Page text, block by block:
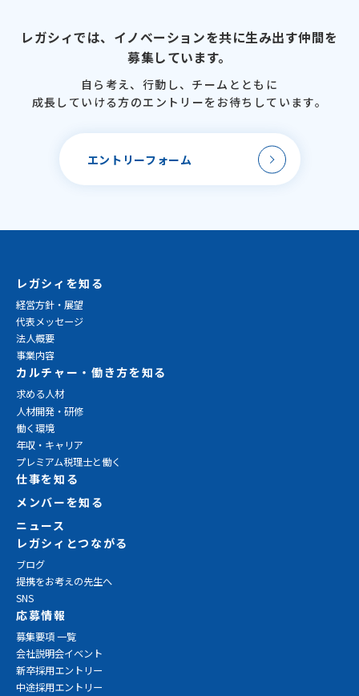
レガシィでは、 イノベーションを共に生み出す仲間を
募集しています。
自ら考え、行動し、 チームとともに
成長していける方のエントリーを お待ちしています。
エントリーフォーム
レガシィを知る
経営方針・展望
代表メッセージ
法人概要
事業内容
カルチャー・働き方を知る
求める人材
人材開発・研修
働く環境
年収・キャリア
プレミアム税理士と働く
仕事を知る
メンバーを知る
ニュース
レガシィとつながる
ブログ
提携をお考えの先生へ
SNS
応募情報
募集要項 一覧
会社説明会イベント
新卒採用エントリー
中途採用エントリー